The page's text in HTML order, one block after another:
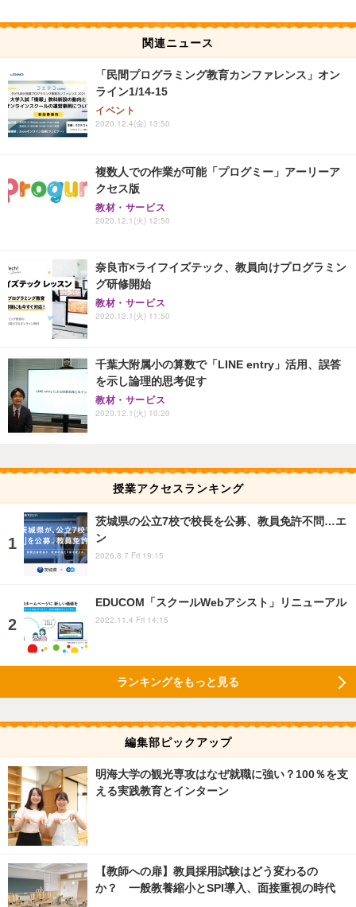
関連ニュース
「民間プログラミング教育カンファレンス」オン
ライン1/14-15
イベント
2020.12.4(金) 13:50
複数人での作業が可能「プログミー」アーリーア
クセス版
教材・サービス
2020.12.1(火) 12:50
奈良市×ライフイズテック、教員向けプログラミン
グ研修開始
教材・サービス
2020.12.1(火) 11:50
千葉大附属小の算数で「LINE entry」活用、誤答
を示し論理的思考促す
教材・サービス
2020.12.1(火) 10:20
授業アクセスランキング
茨城県の公立7校で校長を公募、教員免許不問…エ
ン
2026.8.7 Fri 19:15
EDUCOM「スクールWebアシスト」リニューアル
2022.11.4 Fri 14:15
ランキングをもっと見る
編集部ピックアップ
明海大学の観光専攻はなぜ就職に強い？100％を支
える実践教育とインターン
【教師への扉】教員採用試験はどう変わるの
か？ 一般教養縮小とSPI導入、面接重視の時代